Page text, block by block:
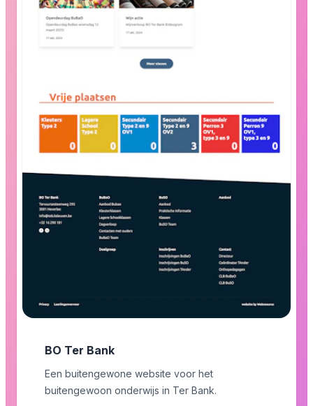
BO Ter Bank
Een buitengewone website voor het
buitengewoon onderwijs in Ter Bank.